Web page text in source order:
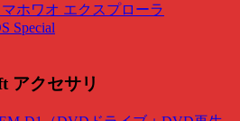
マホワオ エクスプローラ
Special
アクセサリ